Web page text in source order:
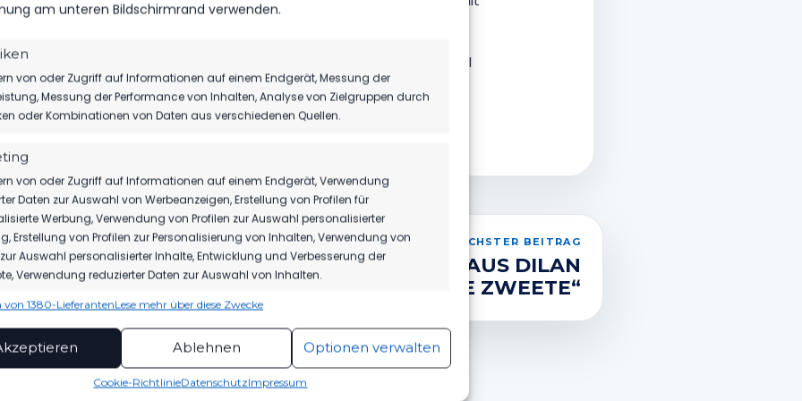
am unteren Bildschirmrand verwenden.
von oder Zugriff auf Informationen auf einem Endgerät, Messung der
Messung der Performance von Inhalten, Analyse von Zielgruppen durch
oder Kombinationen von Daten aus verschiedenen Quellen.
von oder Zugriff auf Informationen auf einem Endgerät, Verwendung
Daten zur Auswahl von Werbeanzeigen, Erstellung von Profilen für
Werbung, Verwendung von Profilen zur Auswahl personalisierter
Erstellung von Profilen zur Personalisierung von Inhalten, Verwendung von
Auswahl personalisierter Inhalte, Entwicklung und Verbesserung der
Verwendung reduzierter Daten zur Auswahl von Inhalten.
und Kombination von Daten aus unterschiedlichen Quellen,
verschiedener Endgeräte, Identifikation von Endgeräten
automatisch übermittelter Informationen.
von 1380-LieferantenLese mehr über diese Zwecke
Ablehnen Optionen verwalten
Cookie-RichtlinieDatenschutzImpressum
zu beginnen.
uns auf diese Verstärkung unserer Mannschaft und wünschen Phil
alles Gute.
VOM FSV 63
TESTZENTRUM
IN
NÄCHSTER BEITRAG
GRILLHAUS DILAN
UNTERSTÜTZT „DIE ZWEETE“